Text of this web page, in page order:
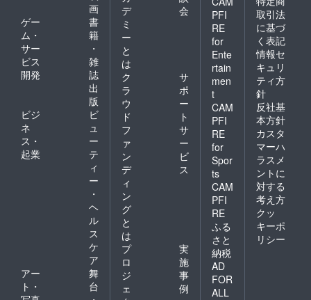
画
ゲー
ム・
サー
ビス
開発
書
籍
・
雑
誌
出
版
ビジ
ネ
ス・
起業
ビ
ュ
ー
テ
ィ
ー
・
ヘ
ル
ス
ケ
ア
アー
ト・
舞
台
デ
ミ
ー
と
は
会
ク
ラ
ウ
ド
フ
ァ
ン
デ
ィ
ン
グ
と
は
サ
ポ
ー
ト
サ
ー
ビ
ス
プ
ロ
ジ
ェ
実
施
事
例
PFI
RE
for
Ente
rtain
men
t
CAM
PFI
RE
for
Spor
ts
CAM
PFI
RE
ふる
さと
納税
AD
FOR
ALL
取引法
に基づ
く表記
情報セ
キュリ
ティ方
針
反社基
本方針
カスタ
マーハ
ラスメ
ントに
対する
考え方
クッ
キーポ
リシー